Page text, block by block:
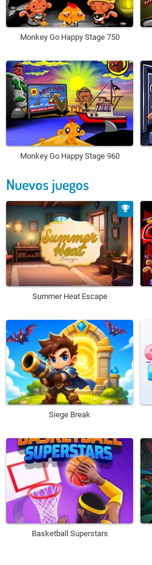
Monkey Go Happy Stage 750
Monkey Go Happy Stage 960
Nuevos juegos
Summer Heat Escape
Siege Break
Basketball Superstars